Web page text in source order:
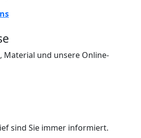
Material und unsere Online-
sind Sie immer informiert.